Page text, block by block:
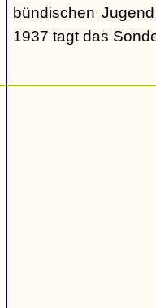
bündischen
1937 tagt das